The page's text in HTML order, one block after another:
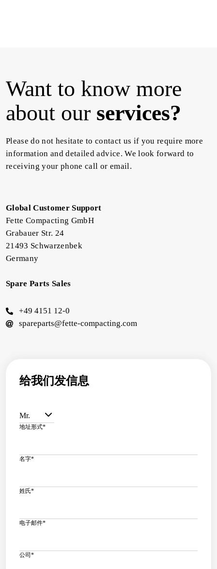
Want to know more
about our services?
Please do not hesitate to contact us if you require more
information and detailed advice. We look forward to
receiving your phone call or email.
Global Customer Support
Fette Compacting GmbH
Grabauer Str. 24
21493 Schwarzenbek
Germany
Spare Parts Sales
+49 4151 12-0
spareparts@fette-compacting.com
给我们发信息
Mr.
地址形式*
名字*
姓氏*
电子邮件*
公司*